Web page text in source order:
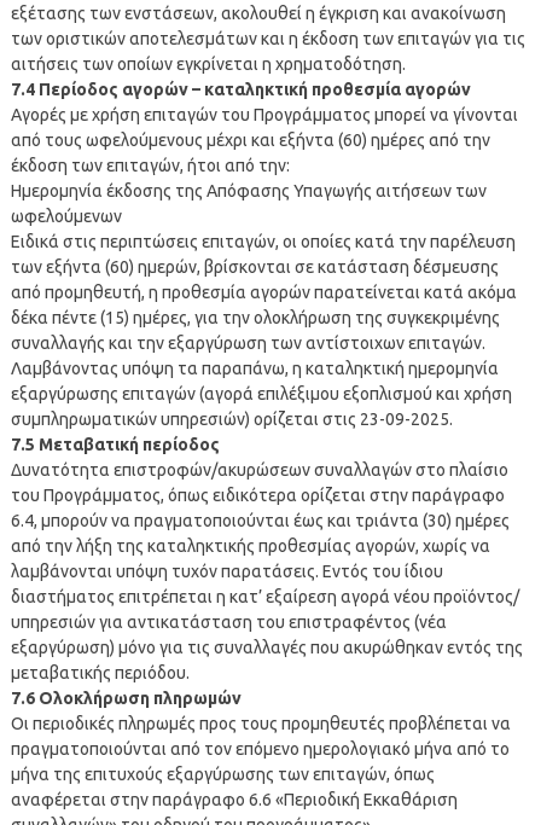
εξέτασης των ενστάσεων, ακολουθεί η έγκριση και ανακοίνωση
των οριστικών αποτελεσμάτων και η έκδοση των επιταγών για τις
αιτήσεις των οποίων εγκρίνεται η χρηματοδότηση.
7.4 Περίοδος αγορών – καταληκτική προθεσμία αγορών
Αγορές με χρήση επιταγών του Προγράμματος μπορεί να γίνονται
από τους ωφελούμενους μέχρι και εξήντα (60) ημέρες από την
έκδοση των επιταγών, ήτοι από την:
Ημερομηνία έκδοσης της Απόφασης Υπαγωγής αιτήσεων των
ωφελούμενων
Ειδικά στις περιπτώσεις επιταγών, οι οποίες κατά την παρέλευση
των εξήντα (60) ημερών, βρίσκονται σε κατάσταση δέσμευσης
από προμηθευτή, η προθεσμία αγορών παρατείνεται κατά ακόμα
δέκα πέντε (15) ημέρες, για την ολοκλήρωση της συγκεκριμένης
συναλλαγής και την εξαργύρωση των αντίστοιχων επιταγών.
Λαμβάνοντας υπόψη τα παραπάνω, η καταληκτική ημερομηνία
εξαργύρωσης επιταγών (αγορά επιλέξιμου εξοπλισμού και χρήση
συμπληρωματικών υπηρεσιών) ορίζεται στις 23-09-2025.
7.5 Μεταβατική περίοδος
Δυνατότητα επιστροφών/ακυρώσεων συναλλαγών στο πλαίσιο
του Προγράμματος, όπως ειδικότερα ορίζεται στην παράγραφο
6.4, μπορούν να πραγματοποιούνται έως και τριάντα (30) ημέρες
από την λήξη της καταληκτικής προθεσμίας αγορών, χωρίς να
λαμβάνονται υπόψη τυχόν παρατάσεις. Εντός του ίδιου
διαστήματος επιτρέπεται η κατ’ εξαίρεση αγορά νέου προϊόντος/
υπηρεσιών για αντικατάσταση του επιστραφέντος (νέα
εξαργύρωση) μόνο για τις συναλλαγές που ακυρώθηκαν εντός της
μεταβατικής περιόδου.
7.6 Ολοκλήρωση πληρωμών
Οι περιοδικές πληρωμές προς τους προμηθευτές προβλέπεται να
πραγματοποιούνται από τον επόμενο ημερολογιακό μήνα από το
μήνα της επιτυχούς εξαργύρωσης των επιταγών, όπως
αναφέρεται στην παράγραφο 6.6 «Περιοδική Εκκαθάριση